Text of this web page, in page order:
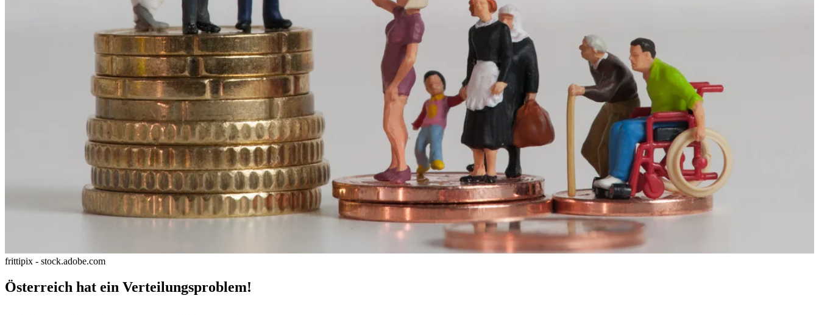
frittipix - stock.adobe.com
Österreich hat ein Verteilungsproblem!